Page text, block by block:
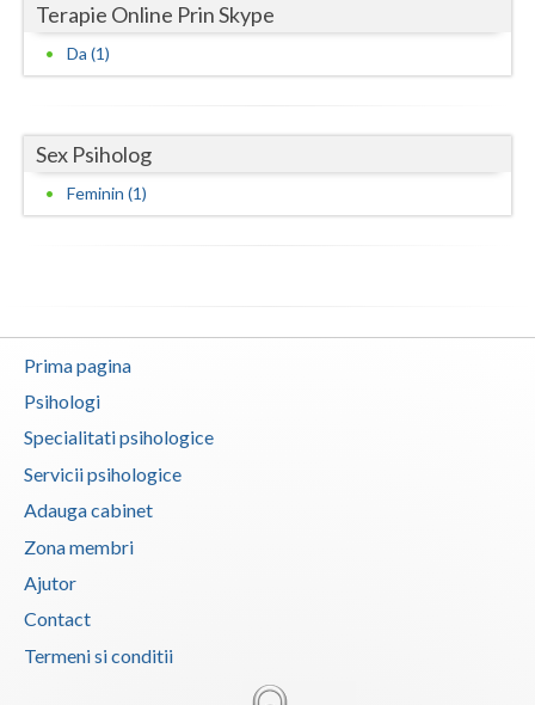
Teleorman
Tulcea
Valcea
Terapie Online Prin Skype
Da (1)
Sex Psiholog
Feminin (1)
Prima pagina
Psihologi
Specialitati psihologice
Servicii psihologice
Adauga cabinet
Zona membri
Ajutor
Contact
Termeni si conditii